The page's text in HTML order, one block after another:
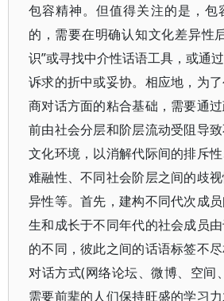
包容精神。但值得关注的是，包
的，需要在明确认知文化差异性
识”或寻找中介性话语工具，或通
诉求的折中或妥协。相应地，为
商对话方面的粘合基础，需要通
前由社会分层和阶层流动受阻导
文化环境，以消解代际间的排斥
难融性、不同社会阶层之间的歧
异性等。首先，建构不同代次成
生和成长于不同年代的社会成员
的不同，彼此之间的话语标签不
对话方式(网络论坛、微博、空间
需要前辈的人们保持旺盛的学习